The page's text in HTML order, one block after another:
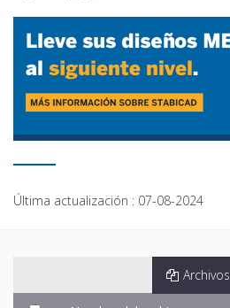
Última actualización : 07-08-2024
Archivos